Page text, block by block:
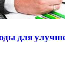
для